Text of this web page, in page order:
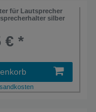
für Lautsprecher
silber
€ *